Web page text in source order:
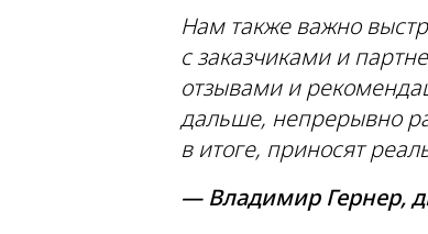
Нам также важно
с заказчиками и
отзывами и
дальше, непрерывно
в итоге, приносят
— Владимир Гернер,